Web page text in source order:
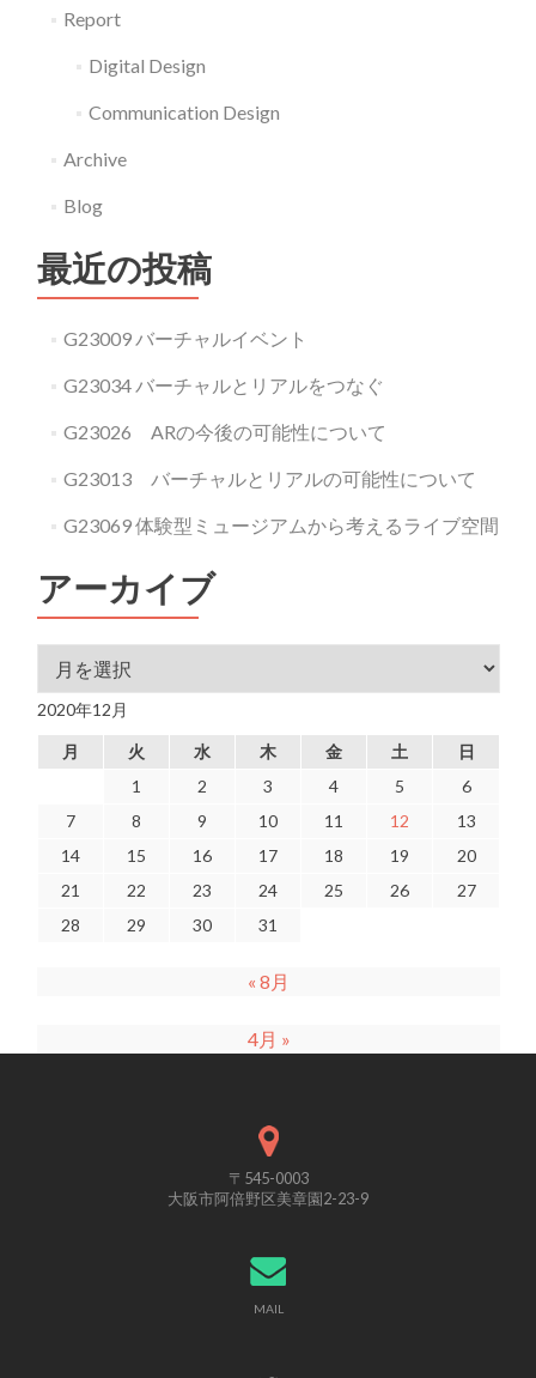
Report
Digital Design
Communication Design
Archive
Blog
最近の投稿
G23009 バーチャルイベント
G23034 バーチャルとリアルをつなぐ
G23026 ARの今後の可能性について
G23013 バーチャルとリアルの可能性について
G23069 体験型ミュージアムから考えるライブ空間
アーカイブ
アーカイブ
2020年12月
月 火 水 木 金 土
日
1
2 3 4 5
6
7
8 9 10 11 12
13
14
15 16 17 18 19
20
21
22 23 24 25 26
27
28
29 30 31
« 8月
4月 »
〒545-0003
大阪市阿倍野区美章園2-23-9
MAIL